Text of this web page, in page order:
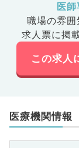
医
職場の雰囲
求人票に掲
この求人
医療機関情報